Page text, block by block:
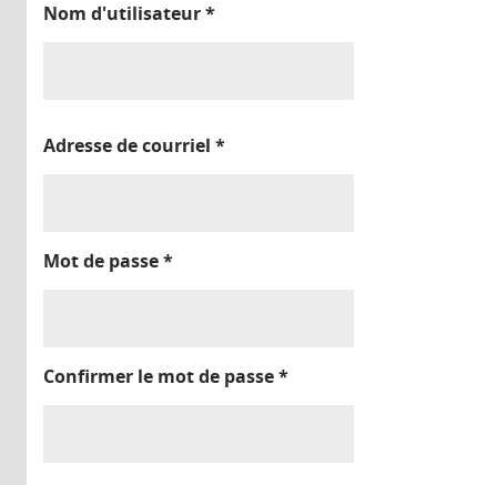
Nom d'utilisateur*
Adresse de courriel *
Mot de passe*
Confirmer le mot de passe*